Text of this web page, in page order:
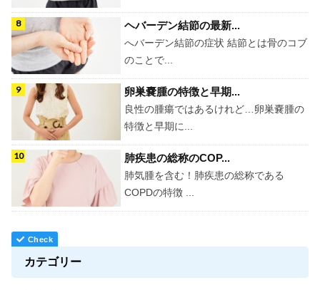
ヘバーデン結節の最新...
へバーデン結節の症状 結節とは骨のコブ
のことで...
卵巣嚢腫の特徴と早期...
良性の腫瘍ではあるけれど…卵巣嚢腫の
特徴と早期に...
肺疾患の総称のCOP...
肺気腫を含む！肺疾患の総称である
COPDの特徴 ...
カテゴリー